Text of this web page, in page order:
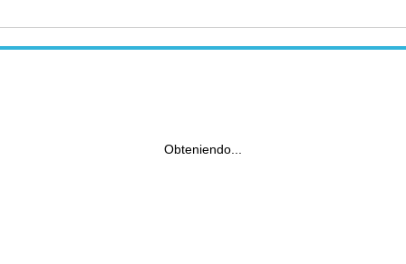
Obteniendo...